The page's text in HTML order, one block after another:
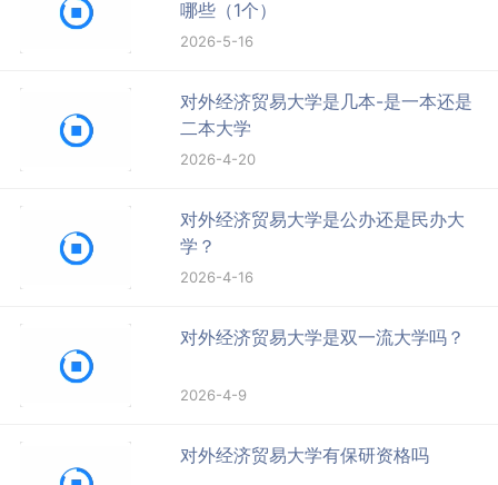
哪些（1个）
2026-5-16
对外经济贸易大学是几本-是一本还是
二本大学
2026-4-20
对外经济贸易大学是公办还是民办大
学？
2026-4-16
对外经济贸易大学是双一流大学吗？
2026-4-9
对外经济贸易大学有保研资格吗